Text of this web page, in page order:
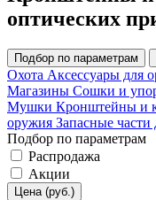
оптических
Подбор по параметрам
Охота Аксессуары для
Магазины Сошки и
Мушки Кронштейны и
оружия Запасные части
Подбор по параметрам
Распродажа
Акции
Цена (руб.)